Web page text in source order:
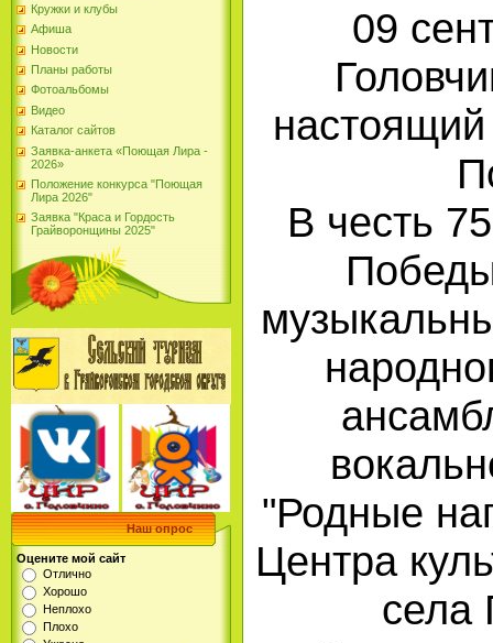
Кружки и клубы
Афиша
Новости
Планы работы
Фотоальбомы
Видео
Каталог сайтов
Заявка-анкета «Поющая Лира -
2026»
Положение конкурса "Поющая
Лира 2026"
Заявка "Краса и Гордость
Грайворонщины 2025"
Наш опрос
Оцените мой сайт
Отлично
Хорошо
Неплохо
Плохо
09
В честь
"Родные
Центра
села